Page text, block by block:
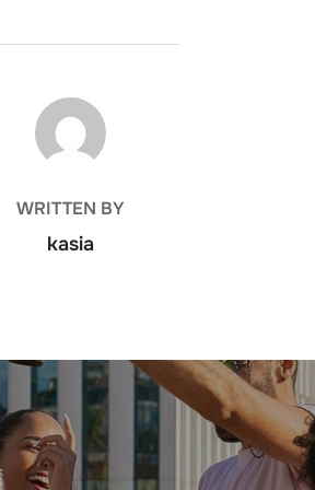
POST AUTHOR
WRITTEN BY
kasia